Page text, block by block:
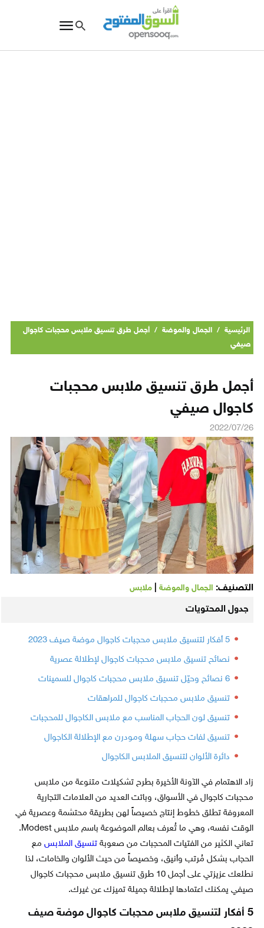
الرئيسية / الجمال والموضة / أجمل طرق تنسيق ملابس محجبات كاجوال
صيفي
أجمل طرق تنسيق ملابس محجبات
كاجوال صيفي
2022/07/26
التصنيف: الجمال والموضة| ملابس
جدول المحتويات
5 أفكار لتنسيق ملابس محجبات كاجوال موضة صيف 2023
نصائح تنسيق ملابس محجبات كاجوال لإطلالة عصرية
6 نصائح وحيّل تنسيق ملابس محجبات كاجوال للسمينات
تنسيق ملابس محجبات كاجوال للمراهقات
تنسيق لون الحجاب المناسب مع ملابس الكاجوال للمحجبات
تنسيق لفات حجاب سهلة ومودرن مع الإطلالة الكاجوال
دائرة الألوان لتنسيق الملابس الكاجوال
زاد الاهتمام في الآونة الأخيرة بطرح تشكيلات متنوعة من ملابس
محجبات كاجوال في الأسواق، وباتت العديد من العلامات التجارية
المعروفة تطلق خطوط إنتاج خصيصاً لهن بطريقة محتشمة وعصرية في
الوقت نفسه، وهي ما تُعرف بعالم الموضوعة باسم ملابس Modest.
تعاني الكثير من الفتيات المحجبات من صعوبة تنسيق الملابسمع
الحجاب بشكل مُرتب وأنيق، وخصيصاً من حيث الألوان والخامات، لذا
نطلعك عزيزتي على أجمل 10 طرق تنسيق ملابس محجبات كاجوال
صيفي يمكنك اعتمادها لإطلالة جميلة تميزك عن غيرك.
5 أفكار لتنسيق ملابس محجبات كاجوال موضة صيف